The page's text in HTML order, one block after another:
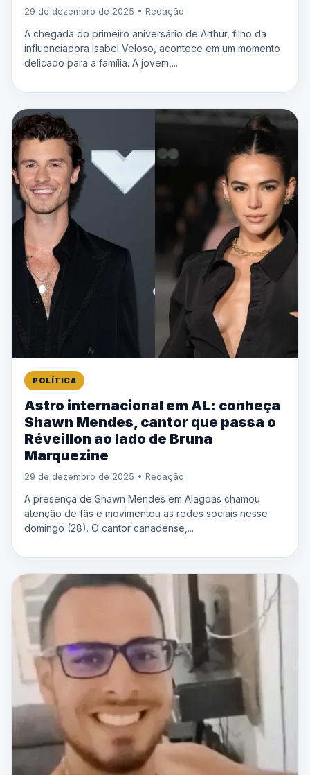
29 de dezembro de 2025 • Redação
A chegada do primeiro aniversário de Arthur, filho da
influenciadora Isabel Veloso, acontece em um momento
delicado para a família. A jovem,...
POLÍTICA
Astro internacional em AL: conheça
Shawn Mendes, cantor que passa o
Réveillon ao lado de Bruna
Marquezine
29 de dezembro de 2025 • Redação
A presença de Shawn Mendes em Alagoas chamou
atenção de fãs e movimentou as redes sociais nesse
domingo (28). O cantor canadense,...